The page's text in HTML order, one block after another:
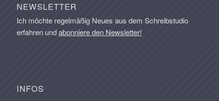
NEWSLETTER
Ich möchte regelmäßig Neues aus dem Schreibstudio
erfahren undabonniere den Newsletter!
INFOS